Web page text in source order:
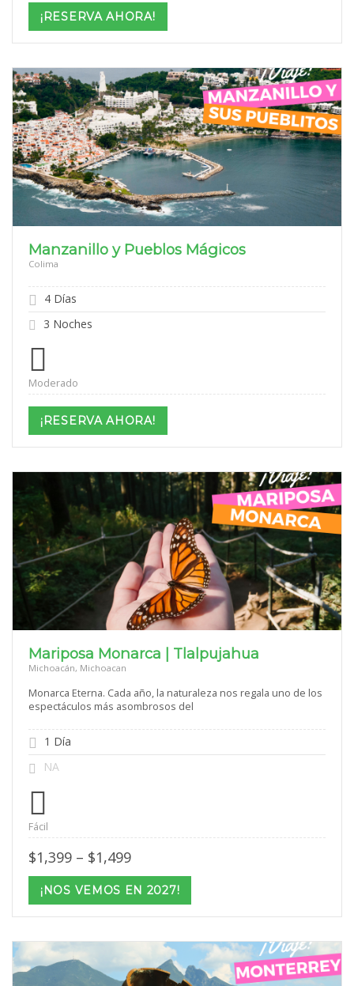
$999
through
$2,099
¡RESERVA AHORA!
Manzanillo y Pueblos Mágicos
Colima
4 Días
3 Noches
Moderado
¡RESERVA AHORA!
Mariposa Monarca | Tlalpujahua
Michoacán, Michoacan
Monarca Eterna. Cada año, la naturaleza nos regala uno de los
espectáculos más asombrosos del
1 Día
NA
Fácil
$1,399 – $1,499Price
$1,399
through
$1,499
¡NOS VEMOS EN 2027!